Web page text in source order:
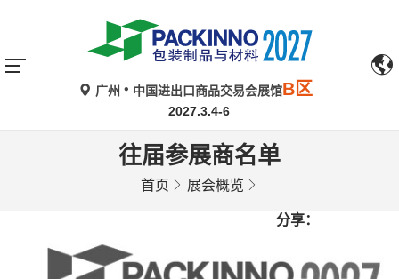
广州 中国进出口商品交易会展馆B区
2027.3.4-6
往届参展商名单
首页 展会概览
分享：